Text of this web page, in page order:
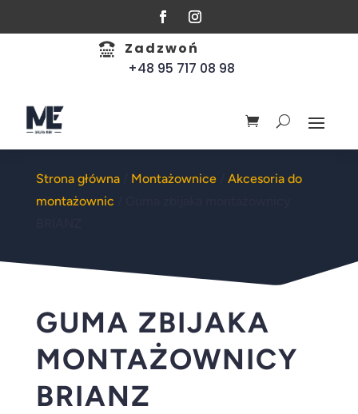

Zadzwoń
+48 95 717 08 98
Strona główna/ Montażownice/ Akcesoria do
montażownic
GUMA ZBIJAKA
MONTAŻOWNICY
BRIANZ